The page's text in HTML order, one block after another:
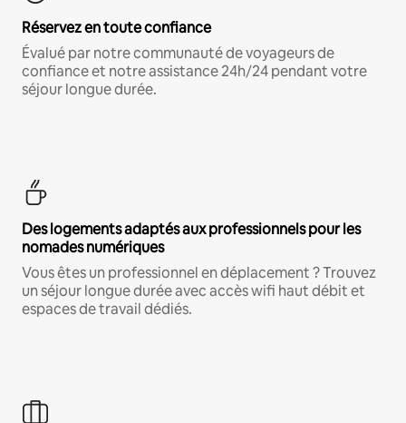
Réservez en toute confiance
Évalué par notre communauté de voyageurs de
confiance et notre assistance 24h/24 pendant votre
séjour longue durée.
Des logements adaptés aux professionnels pour les
nomades numériques
Vous êtes un professionnel en déplacement ? Trouvez
un séjour longue durée avec accès wifi haut débit et
espaces de travail dédiés.